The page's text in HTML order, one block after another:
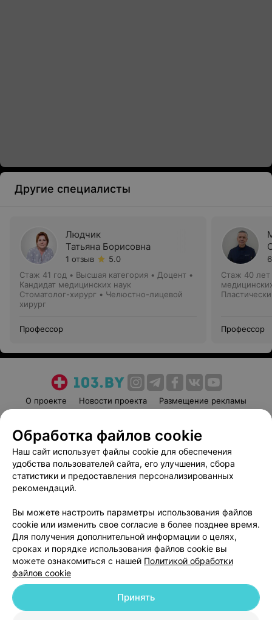
Другие специалисты
Людчик
Татьяна Борисовна
1 отзыв
5.0
Стаж 41 год • Высшая категория • Доцент •
Кандидат медицинских наук
Стоматолог-хирург • Челюстно-лицевой
хирург
Профессор
Стаж 40 лет
Профессор
О проекте Новости проекта
Размещение рекламы
Пользовательское соглашение
Способы оплаты
Вакансии
Партнеры
Написать руководителю 103.by
Обработка персональных данных
© 2026 ООО «Артокс Лаб», УНП 191700409
| 220012, Республика Беларусь,
Обработка файлов cookie
Наш сайт использует файлы cookie для обеспечения
удобства пользователей сайта, его улучшения, сбора
статистики и предоставления персонализированных
рекомендаций.
Вы можете настроить параметры использования файлов
cookie или изменить свое согласие в более позднее время.
Для получения дополнительной информации о целях,
сроках и порядке использования файлов cookie вы
можете ознакомиться с нашей Политикой обработки
файлов cookie
Принять